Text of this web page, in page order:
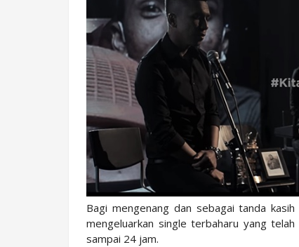
Bagi mengenang dan sebagai tanda
mengeluarkan single terbaharu yang
sampai 24 jam.